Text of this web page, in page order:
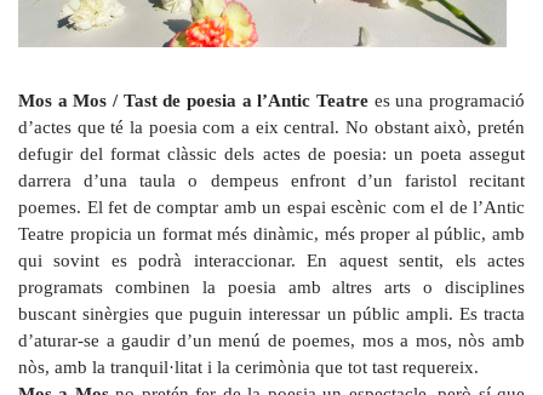
Mos a Mos / Tast de poesia a l’Antic Teatre es una programació
d’actes que té la poesia com a eix central. No obstant això, pretén
defugir del format clàssic dels actes de poesia: un poeta assegut
darrera d’una taula o dempeus enfront d’un faristol recitant
poemes. El fet de comptar amb un espai escènic com el de l’Antic
Teatre propicia un format més dinàmic, més proper al públic, amb
qui sovint es podrà interaccionar. En aquest sentit, els actes
programats combinen la poesia amb altres arts o disciplines
buscant sinèrgies que puguin interessar un públic ampli. Es tracta
d’aturar-se a gaudir d’un menú de poemes, mos a mos, nòs amb
nòs, amb la tranquil·litat i la cerimònia que tot tast requereix.